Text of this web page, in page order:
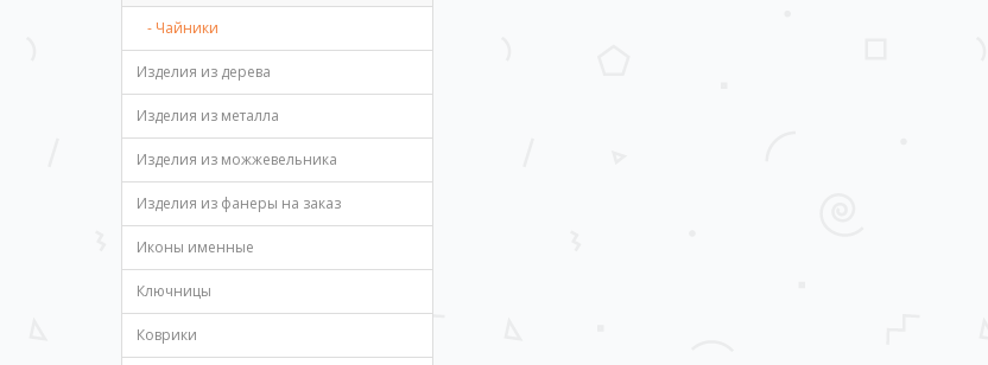
- Чайники
Изделия из дерева
Изделия из металла
Изделия из можжевельника
Изделия из фанеры на заказ
Иконы именные
Ключницы
Коврики